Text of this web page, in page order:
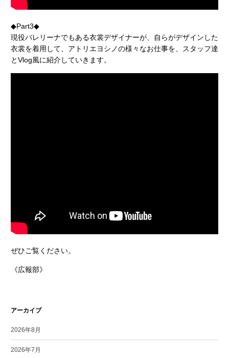
◆Part3◆
現役バレリーナでもある衣裳デザイナーが、自らがデザインした
衣裳を着用して、アトリエヨシノの様々なお仕事を、スタッフ達
とVlog風に紹介していきます。
ぜひご覧ください。
《広報部》
アーカイブ
2026年8月
2026年7月